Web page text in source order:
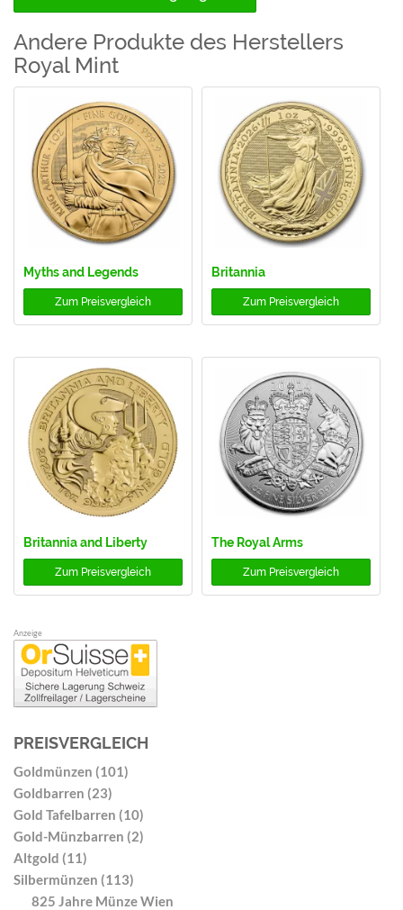
Andere Produkte des Herstellers
Royal Mint
Myths and Legends
Zum Preisvergleich
Britannia
Zum Preisvergleich
Britannia and Liberty
Zum Preisvergleich
The Royal Arms
Zum Preisvergleich
Anzeige
PREISVERGLEICH
Goldmünzen (101)
Goldbarren (23)
Gold Tafelbarren (10)
Gold-Münzbarren (2)
Altgold (11)
Silbermünzen (113)
825 Jahre Münze Wien